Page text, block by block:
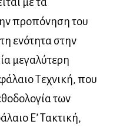
προπόνηση του
ενότητα στην
μεγαλύτερη
Τεχνική, που
των
Ε’ Τακτική,